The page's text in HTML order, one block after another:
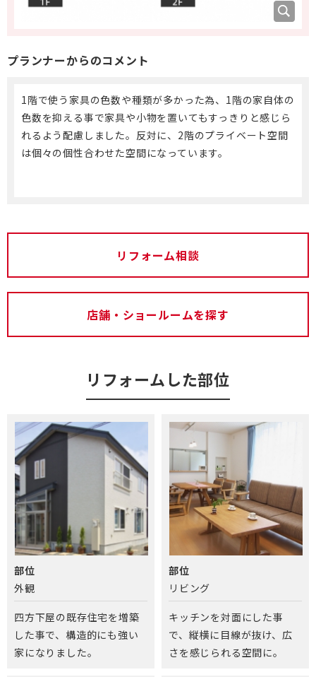
プランナーからのコメント
1階で使う家具の色数や種類が多かった為、1階の家自体の
色数を抑える事で家具や小物を置いてもすっきりと感じら
れるよう配慮しました。反対に、2階のプライベート空間
は個々の個性合わせた空間になっています。
リフォーム相談
店舗・ショールームを探す
リフォームした部位
部位
外観
四方下屋の既存住宅を増築
した事で、構造的にも強い
家になりました。
部位
リビング
キッチンを対面にした事
で、縦横に目線が抜け、広
さを感じられる空間に。